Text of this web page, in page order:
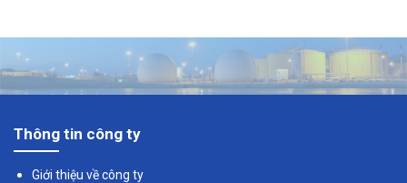
Thông tin công ty
Giới thiệu về công ty